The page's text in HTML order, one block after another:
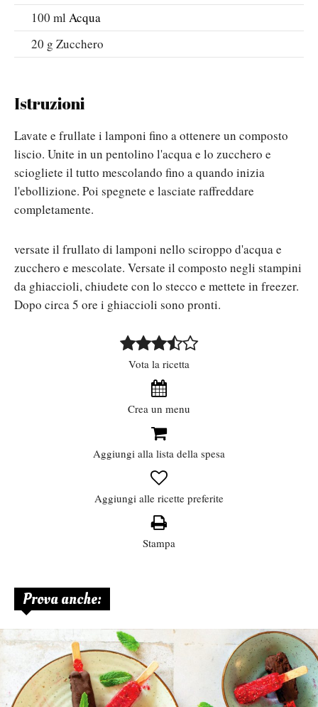
100 ml Acqua
20 g Zucchero
Istruzioni
Lavate e frullate i lamponi fino a ottenere un composto
liscio. Unite in un pentolino l'acqua e lo zucchero e
sciogliete il tutto mescolando fino a quando inizia
l'ebollizione. Poi spegnete e lasciate raffreddare
completamente.
versate il frullato di lamponi nello sciroppo d'acqua e
zucchero e mescolate. Versate il composto negli stampini
da ghiaccioli, chiudete con lo stecco e mettete in freezer.
Dopo circa 5 ore i ghiaccioli sono pronti.
Vota la ricetta
Crea un menu
Aggiungi alla lista della spesa
Aggiungi alle ricette preferite
Stampa
Prova anche: